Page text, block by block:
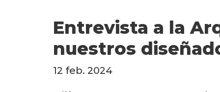
Contacto
Entrevista a la
nuestros
12 feb. 2024